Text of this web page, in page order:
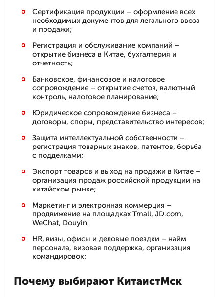
Сертификация продукции – оформление всех
необходимых документов для легального ввоза
и продажи;
Регистрация и обслуживание компаний –
открытие бизнеса в Китае, бухгалтерия и
отчетность;
Банковское, финансовое и налоговое
сопровождение – открытие счетов, валютный
контроль, налоговое планирование;
Юридическое сопровождение бизнеса –
договоры, споры, представительство интересов;
Защита интеллектуальной собственности –
регистрация товарных знаков, патентов, борьба
с подделками;
Экспорт товаров и выход на продажи в Китае –
организация продаж российской продукции на
китайском рынке;
Маркетинг и электронная коммерция –
продвижение на площадках Tmall, JD.com,
WeChat, Douyin;
HR, визы, офисы и деловые поездки – найм
персонала, визовая поддержка, организация
командировок;
Почему выбирают КитаистМск